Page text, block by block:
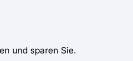
und sparen Sie.